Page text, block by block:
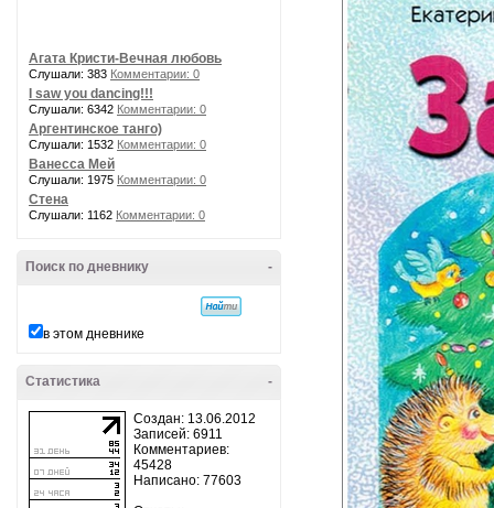
Агата Кристи-Вечная любовь
Слушали: 383 Комментарии: 0
I saw you dancing!!!
Слушали: 6342 Комментарии: 0
Аргентинское танго)
Слушали: 1532 Комментарии: 0
Ванесса Мей
Слушали: 1975 Комментарии: 0
Стена
Слушали: 1162 Комментарии: 0
-
Поиск по дневнику
в этом дневнике
-
Статистика
Создан: 13.06.2012
Записей: 6911
Комментариев:
45428
Написано: 77603